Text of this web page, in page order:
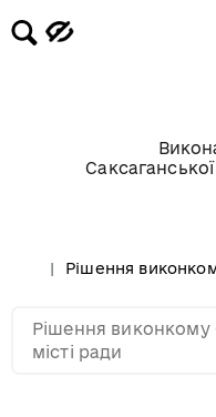
Рішення
Рішення виконкому
місті ради
Засідання за
Засідання за
Засідання за
Засідання за
Засідання за